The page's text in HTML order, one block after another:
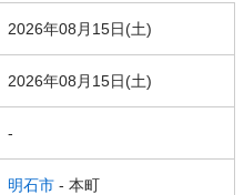
2026年08月15日(土)
2026年08月15日(土)
-
明石市 - 本町